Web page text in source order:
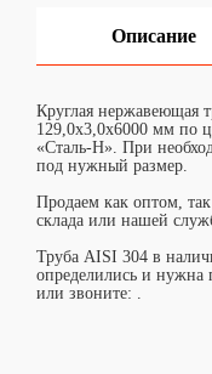
Описание
Круглая нержавеющая
129,0х3,0х6000 мм по
«Сталь-Н». При
под нужный размер.
Продаем как оптом,
склада или нашей
Труба AISI 304 в
определились и
или звоните: